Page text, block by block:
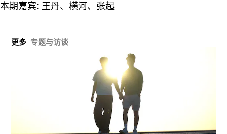
本期嘉宾: 王丹、横河、张起
更多 专题与访谈